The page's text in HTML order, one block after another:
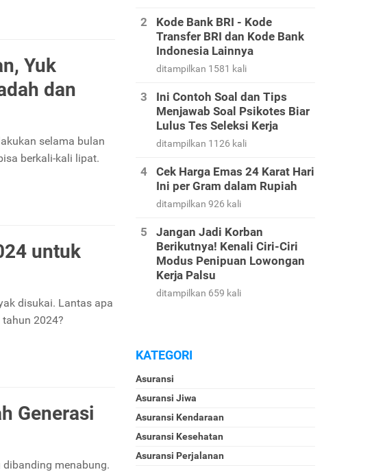
Yuk
dan
selama bulan
berkali-kali lipat.
untuk
disukai. Lantas apa
2024?
Generasi
menabung.
Kode Bank BRI - Kode
Transfer BRI dan Kode Bank
Indonesia Lainnya
ditampilkan 1581 kali
Ini Contoh Soal dan Tips
Menjawab Soal Psikotes Biar
Lulus Tes Seleksi Kerja
ditampilkan 1126 kali
Cek Harga Emas 24 Karat Hari
Ini per Gram dalam Rupiah
ditampilkan 926 kali
Jangan Jadi Korban
Berikutnya! Kenali Ciri-Ciri
Modus Penipuan Lowongan
Kerja Palsu
ditampilkan 659 kali
KATEGORI
Asuransi
Asuransi Jiwa
Asuransi Kendaraan
Asuransi Kesehatan
Asuransi Perjalanan